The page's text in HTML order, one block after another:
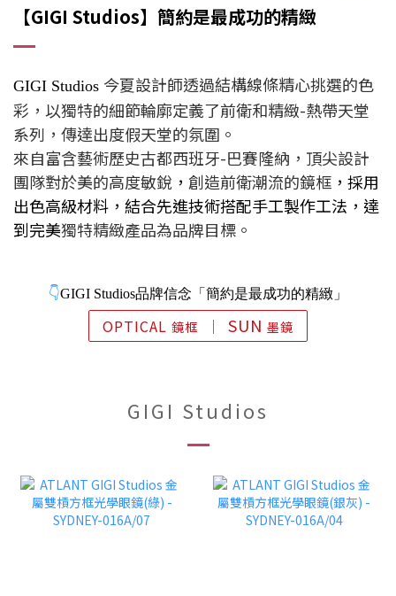
【GIGI Studios】簡約是最成功的精緻
GIGI Studios 今夏設計師透過結構線條精心挑選的色
彩，以獨特的細節輪廓定義了前衛和精緻-熱帶天堂
系列，傳達出度假天堂的氛圍。
來自富含藝術歷史古都西班牙-巴賽隆納，頂尖設計
團隊對於美的高度敏銳 ， 創造前衛潮流的鏡框 ，採用
出色高級材料 ，結合先進技術搭配手工製作工法，達
到完美獨特精緻產品為品牌目標。
👇GIGI Studios品牌信念「簡約是最成功的精緻」
OPTICAL鏡框 │ SUN 墨鏡
GIGI Studios